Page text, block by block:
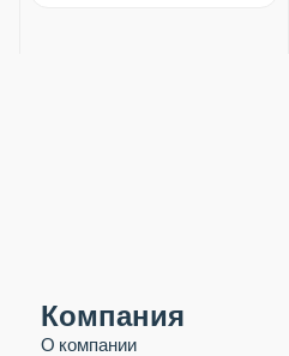
Компания
О компании